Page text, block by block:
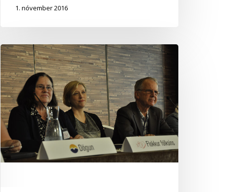
1. nóvember 2016
Húmanistaflokkurinn
svarar
spurningum
ÖBÍ